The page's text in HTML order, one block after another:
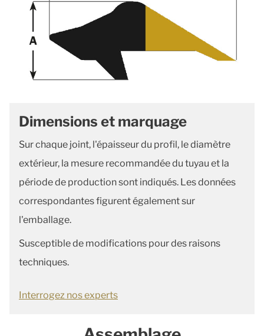
Dimensions et marquage
Sur chaque joint, l'épaisseur du profil, le diamètre
extérieur, la mesure recommandée du tuyau et la
période de production sont indiqués. Les données
correspondantes figurent également sur
l'emballage.
Susceptible de modifications pour des raisons
techniques.
Interrogez nos experts